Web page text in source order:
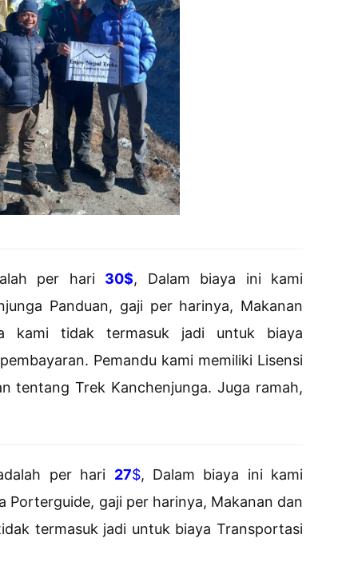
per hari 30$, Dalam biaya ini kami
Panduan, gaji per harinya, Makanan
kami tidak termasuk jadi untuk biaya
Pemandu kami memiliki Lisensi
tentang Trek Kanchenjunga. Juga ramah,
per hari 27$, Dalam biaya ini kami
Porterguide, gaji per harinya, Makanan dan
termasuk jadi untuk biaya Transportasi